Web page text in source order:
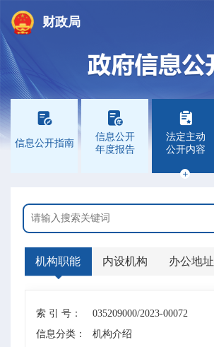
财政局

信息公开指南

信息公开
年度报告

法定主动
公开内容

机构职能 内设机构 办公地址
索 引 号：
035209000/2023-00072
信息分类：
机构介绍